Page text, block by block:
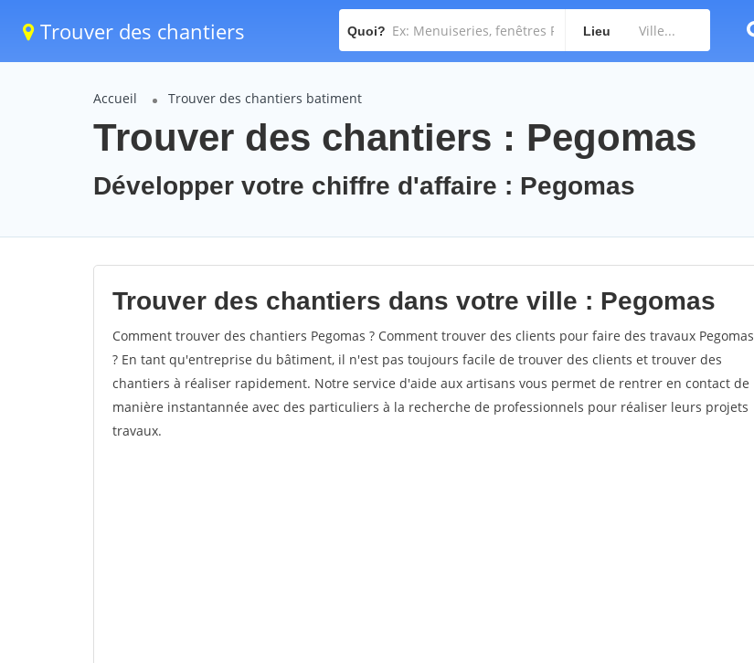
Trouver des chantiers Quoi? Lieu
Accueil Trouver des chantiers batiment
Trouver des chantiers : Pegomas
Développer votre chiffre d'affaire : Pegomas
Trouver des chantiers dans votre ville : Pegomas
Comment trouver des chantiers Pegomas ? Comment trouver des clients pour faire des travaux Pegomas
? En tant qu'entreprise du bâtiment, il n'est pas toujours facile de trouver des clients et trouver des
chantiers à réaliser rapidement. Notre service d'aide aux artisans vous permet de rentrer en contact de
manière instantannée avec des particuliers à la recherche de professionnels pour réaliser leurs projets
travaux.